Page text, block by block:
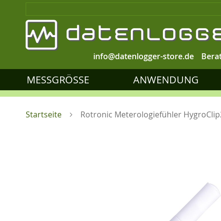
info@datenlogger-store.de
MESSGRÖSSE ANWENDUNG
Startseite Rotronic Meterologiefühler